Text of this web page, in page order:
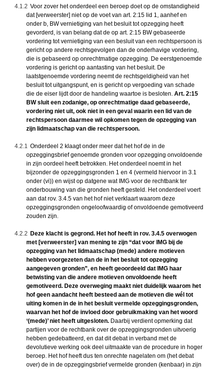
4.1.2 Voor zover het onderdeel een beroep doet op de omstandigheid
dat [verweerster] niet op de voet van art. 2:15 lid 1, aanhef en
onder b, BW vernietiging van het besluit tot opzegging heeft
gevorderd, is van belang dat de op art. 2:15 BW gebaseerde
vordering tot vernietiging van een besluit van een rechtspersoon is
gericht op andere rechtsgevolgen dan de onderhavige vordering,
die is gebaseerd op onrechtmatige opzegging. De eerstgenoemde
vordering is gericht op aantasting van het besluit. De
laatstgenoemde vordering neemt de rechtsgeldigheid van het
besluit tot uitgangspunt, en is gericht op vergoeding van schade
die de eiser lijdt door de handeling waartoe is besloten. Art. 2:15
BW sluit een zodanige, op onrechtmatige daad gebaseerde,
vordering niet uit, ook niet in een geval waarin een lid van de
rechtspersoon daarmee wil opkomen tegen de opzegging van
zijn lidmaatschap van die rechtspersoon.
4.2.1 Onderdeel 2 klaagt onder meer dat het hof de in de
opzeggingsbrief genoemde gronden voor opzegging onvoldoende
in zijn oordeel heeft betrokken. Het onderdeel noemt in het
bijzonder de opzeggingsgronden 1 en 4 (vermeld hiervoor in 3.1
onder (vi)) en wijst op datgene wat IMG voor de rechtbank ter
onderbouwing van die gronden heeft gesteld. Het onderdeel voert
aan dat rov. 3.4.5 van het hof niet verklaart waarom deze
opzeggingsgronden ongeloofwaardig of onvoldoende gemotiveerd
zouden zijn.
4.2.2 Deze klacht is gegrond. Het hof heeft in rov. 3.4.5 overwogen
met [verweerster] van mening te zijn “dat voor IMG bij de
opzegging van het lidmaatschap (mede) andere motieven
hebben voorgezeten dan de in het besluit tot opzegging
aangegeven gronden”, en heeft geoordeeld dat IMG haar
betwisting van die andere motieven onvoldoende heeft
gemotiveerd. Deze overweging maakt niet duidelijk waarom het
hof geen aandacht heeft besteed aan de motieven die wél tot
uiting komen in de in het besluit vermelde opzeggingsgronden,
waarvan het hof de invloed door gebruikmaking van het woord
‘(mede)’ niet heeft uitgesloten. Daarbij verdient opmerking dat
partijen voor de rechtbank over de opzeggingsgronden uitvoerig
hebben gedebatteerd, en dat dit debat in verband met de
devolutieve werking ook deel uitmaakte van de procedure in hoger
beroep. Het hof heeft dus ten onrechte nagelaten om (het debat
over) de in de opzeggingsbrief vermelde gronden (kenbaar) in zijn